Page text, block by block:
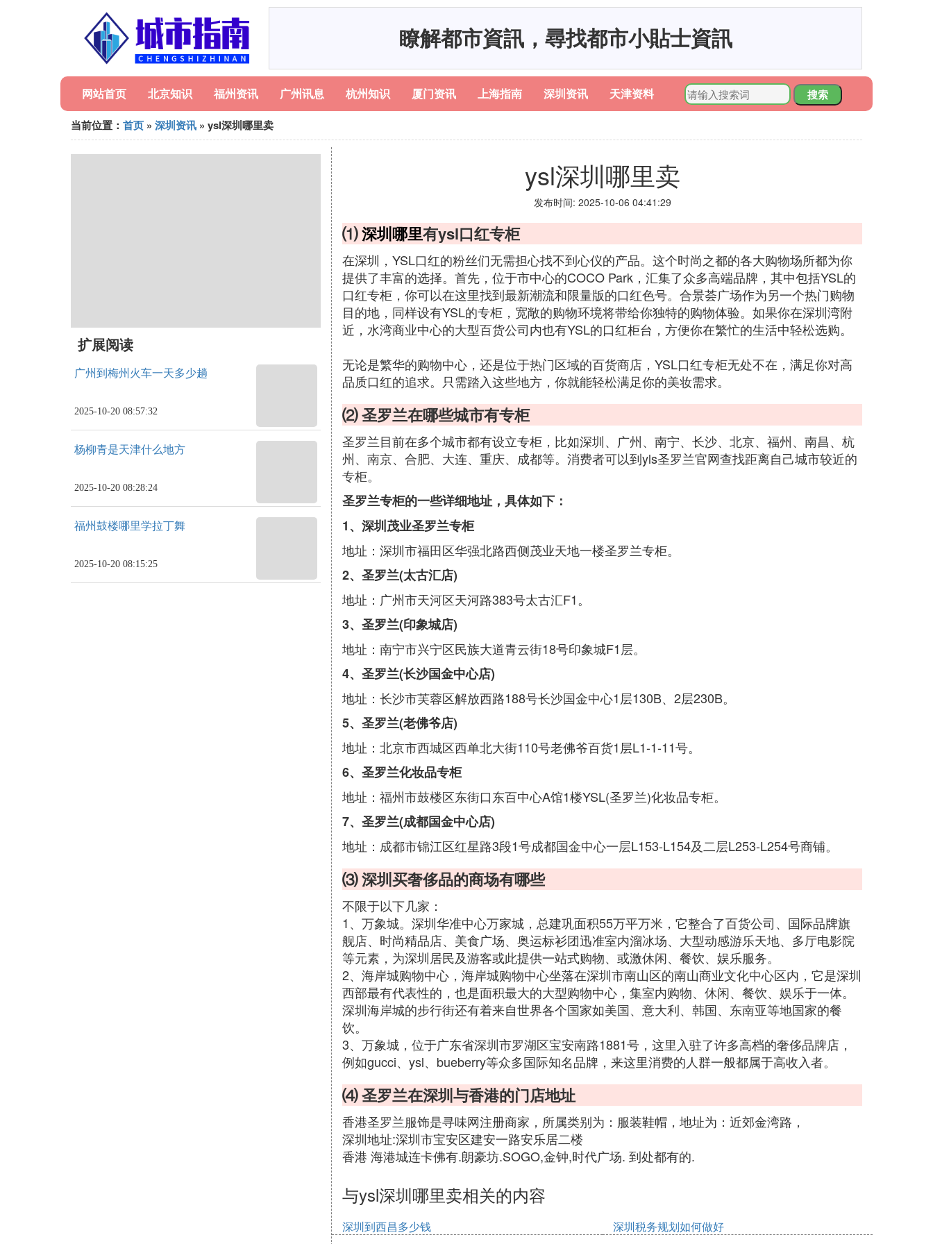
瞭解都市資訊，尋找都市小貼士資訊
网站首页 北京知识 福州资讯 广州讯息 杭州知识 厦门资讯 上海指南 深圳资讯 天津资料
搜索
当前位置： 首页 » 深圳资讯 » ysl深圳哪里卖
扩展阅读
广州到梅州火车一天多少趟
2025-10-20 08:57:32
杨柳青是天津什么地方
2025-10-20 08:28:24
福州鼓楼哪里学拉丁舞
2025-10-20 08:15:25
ysl深圳哪里卖
发布时间: 2025-10-06 04:41:29
⑴深圳哪里有ysl口红专柜
在深圳，YSL口红的粉丝们无需担心找不到心仪的产品。这个时尚之都的各大购物场所都为你
提供了丰富的选择。首先，位于市中心的COCO Park，汇集了众多高端品牌，其中包括YSL的
口红专柜，你可以在这里找到最新潮流和限量版的口红色号。合景荟广场作为另一个热门购物
目的地，同样设有YSL的专柜，宽敞的购物环境将带给你独特的购物体验。如果你在深圳湾附
近，水湾商业中心的大型百货公司内也有YSL的口红柜台，方便你在繁忙的生活中轻松选购。
无论是繁华的购物中心，还是位于热门区域的百货商店，YSL口红专柜无处不在，满足你对高
品质口红的追求。只需踏入这些地方，你就能轻松满足你的美妆需求。
⑵ 圣罗兰在哪些城市有专柜
圣罗兰目前在多个城市都有设立专柜，比如深圳、广州、南宁、长沙、北京、福州、南昌、杭
州、南京、合肥、大连、重庆、成都等。消费者可以到yls圣罗兰官网查找距离自己城市较近的
专柜。
圣罗兰专柜的一些详细地址，具体如下：
1、深圳茂业圣罗兰专柜
地址：深圳市福田区华强北路西侧茂业天地一楼圣罗兰专柜。
2、圣罗兰(太古汇店)
地址：广州市天河区天河路383号太古汇F1。
3、圣罗兰(印象城店)
地址：南宁市兴宁区民族大道青云街18号印象城F1层。
4、圣罗兰(长沙国金中心店)
地址：长沙市芙蓉区解放西路188号长沙国金中心1层130B、2层230B。
5、圣罗兰(老佛爷店)
地址：北京市西城区西单北大街110号老佛爷百货1层L1-1-11号。
6、圣罗兰化妆品专柜
地址：福州市鼓楼区东街口东百中心A馆1楼YSL(圣罗兰)化妆品专柜。
7、圣罗兰(成都国金中心店)
地址：成都市锦江区红星路3段1号成都国金中心一层L153-L154及二层L253-L254号商铺。
⑶ 深圳买奢侈品的商场有哪些
不限于以下几家：
1、万象城。深圳华准中心万家城，总建巩面积55万平万米，它整合了百货公司、国际品牌旗
舰店、时尚精品店、美食广场、奥运标衫团迅准室内溜冰场、大型动感游乐天地、多厅电影院
等元素，为深圳居民及游客或此提供一站式购物、或激休闲、餐饮、娱乐服务。
2、海岸城购物中心，海岸城购物中心坐落在深圳市南山区的南山商业文化中心区内，它是深圳
西部最有代表性的，也是面积最大的大型购物中心，集室内购物、休闲、餐饮、娱乐于一体。
深圳海岸城的步行街还有着来自世界各个国家如美国、意大利、韩国、东南亚等地国家的餐
饮。
3、万象城，位于广东省深圳市罗湖区宝安南路1881号，这里入驻了许多高档的奢侈品牌店，
例如gucci、ysl、bueberry等众多国际知名品牌，来这里消费的人群一般都属于高收入者。
⑷ 圣罗兰在深圳与香港的门店地址
香港圣罗兰服饰是寻味网注册商家，所属类别为：服装鞋帽，地址为：近郊金湾路，
深圳地址:深圳市宝安区建安一路安乐居二楼
香港 海港城连卡佛有.朗豪坊.SOGO,金钟,时代广场. 到处都有的.
与ysl深圳哪里卖相关的内容
深圳到西昌多少钱
深圳税务规划如何做好